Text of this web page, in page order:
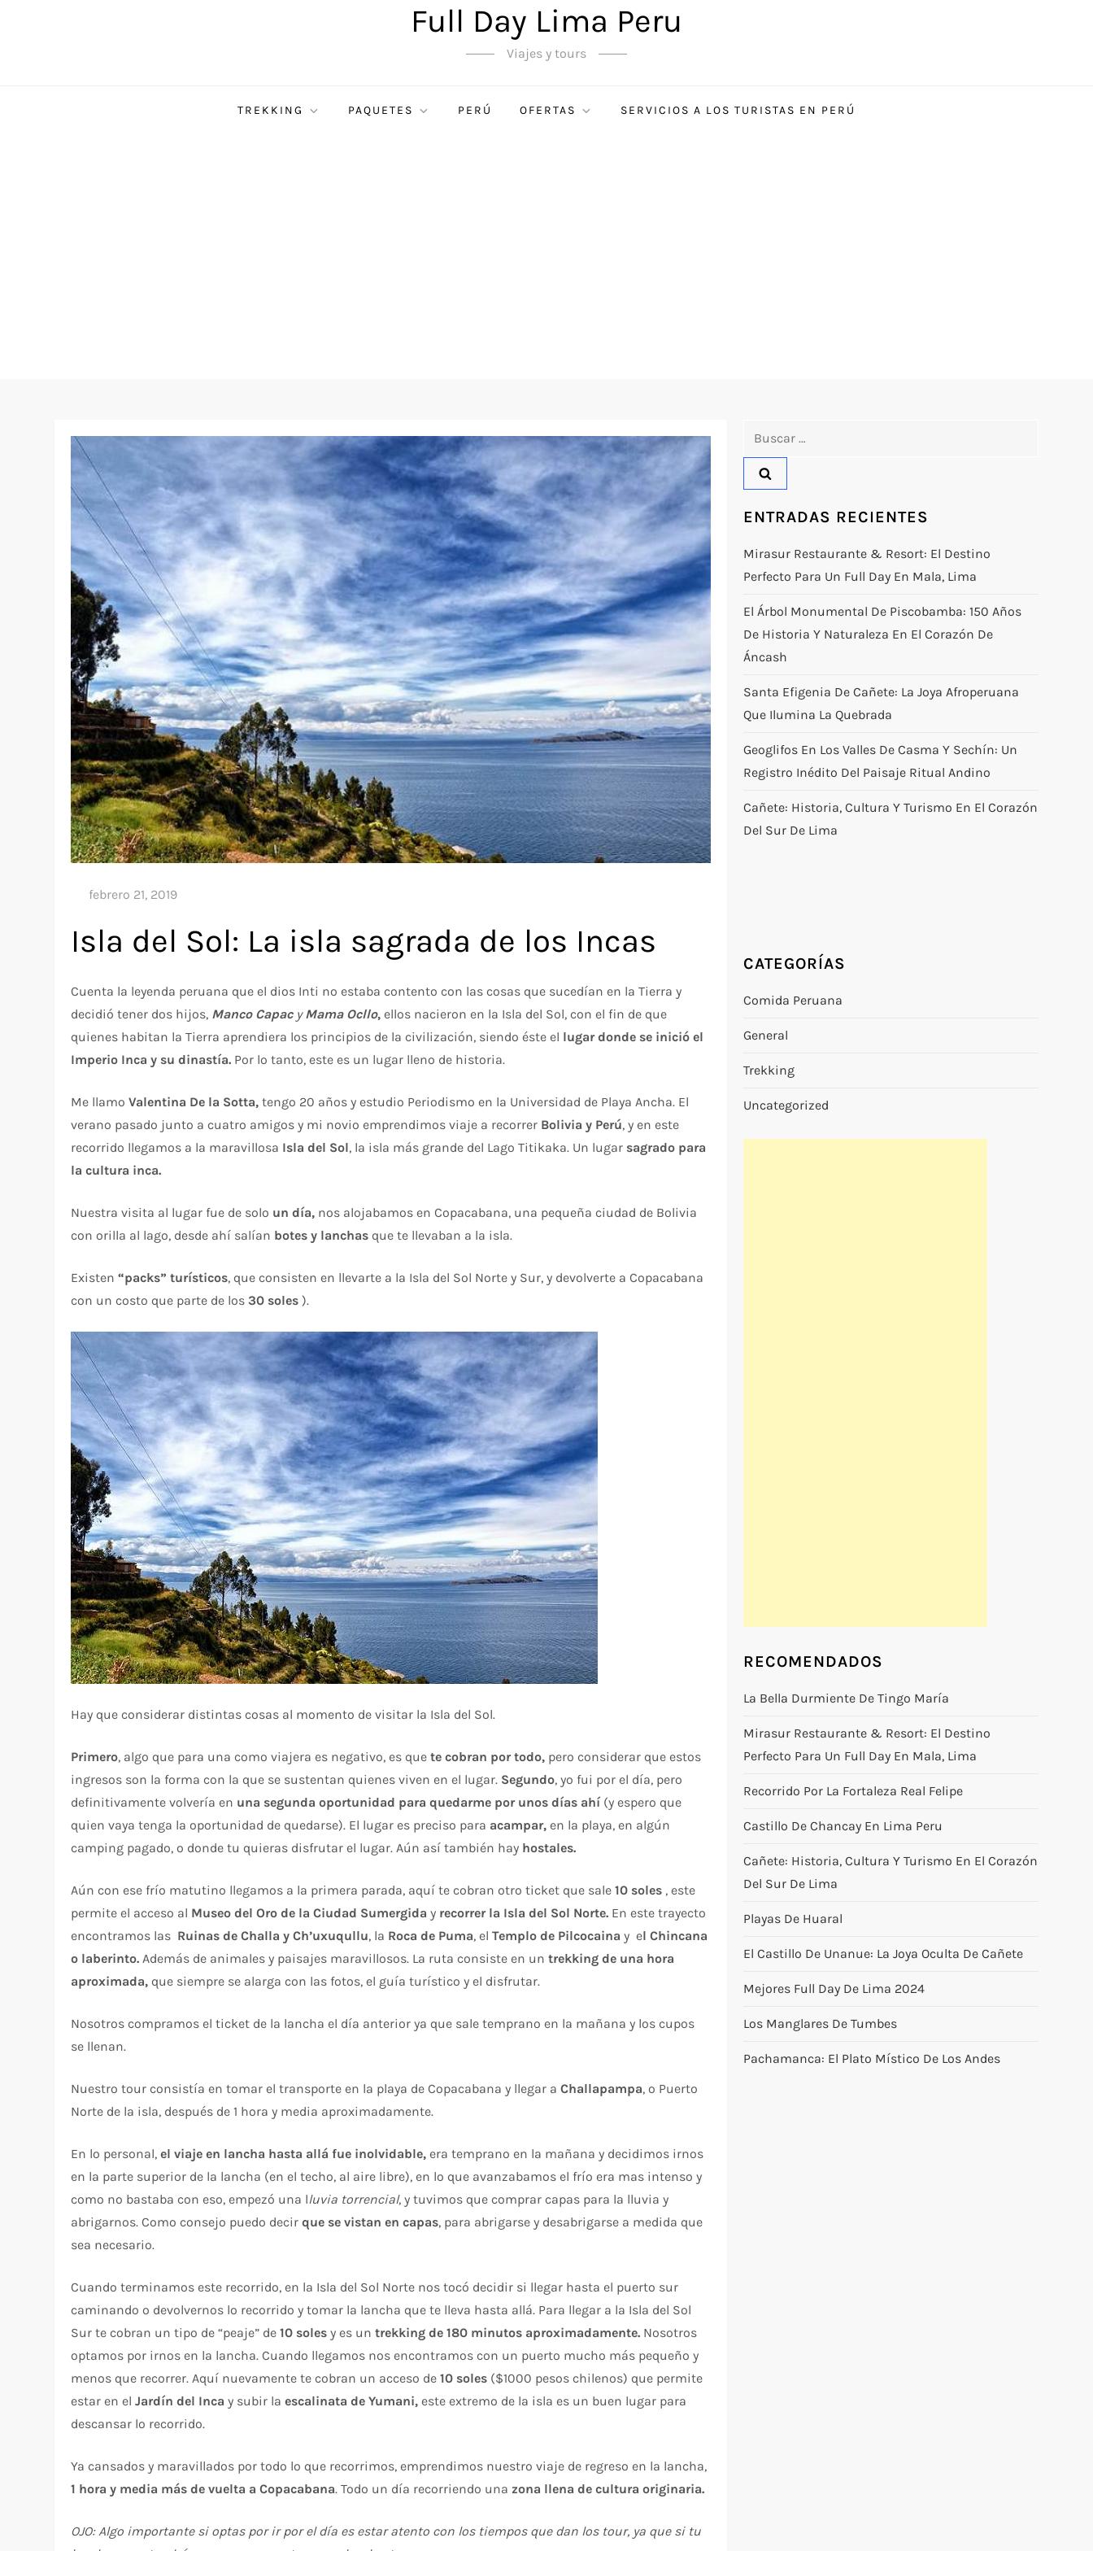
Full Day Lima Peru
Viajes y tours
TREKKING PAQUETES PERÚ OFERTAS SERVICIOS A LOS TURISTAS EN PERÚ
Isla del Sol: La isla sagrada de los Incas
Cuenta la leyenda peruana que el dios Inti no estaba contento con las cosas que sucedían en la Tierra y
decidió tener dos hijos, Manco CapacyMama Ocllo, ellos nacieron en la Isla del Sol, con el fin de que
quienes habitan la Tierra aprendiera los principios de la civilización, siendo éste el lugar donde se inició el
Imperio Inca y su dinastía. Por lo tanto, este es un lugar lleno de historia.
Me llamoValentina De la Sotta, tengo 20 años y estudio Periodismo en la Universidad de Playa Ancha. El
verano pasado junto a cuatro amigos y mi novio emprendimos viaje a recorrer Bolivia y Perú, y en este
recorrido llegamos a la maravillosa Isla del Sol, la isla más grande del Lago Titikaka. Un lugar sagrado para
la cultura inca.
Nuestra visita al lugar fue de solo un día, nos alojabamos en Copacabana, una pequeña ciudad de Bolivia
con orilla al lago, desde ahí salían botes y lanchas que te llevaban a la isla.
Existen“packs” turísticos, que consisten en llevarte a la Isla del Sol Norte y Sur, y devolverte a Copacabana
con un costo que parte de los30 soles ).
Hay que considerar distintas cosas al momento de visitar la Isla del Sol.
Primero, algo que para una como viajera es negativo, es quete cobran por todo, pero considerar que estos
ingresos son la forma con la que se sustentan quienes viven en el lugar. Segundo, yo fui por el día, pero
definitivamente volvería en una segunda oportunidad para quedarme por unos días ahí(y espero que
quien vaya tenga la oportunidad de quedarse). El lugar es preciso para acampar,en la playa, en algún
camping pagado, o donde tu quieras disfrutar el lugar. Aún así también hay hostales.
Aún con ese frío matutino llegamos a la primera parada, aquí te cobran otro ticket que sale10 soles , este
permite el acceso al Museo del Oro de la Ciudad Sumergida y recorrer la Isla del Sol Norte. En este trayecto
encontramos las Ruinas de Challa y Ch’uxuqullu, la Roca de Puma, el Templo de Pilcocainay el Chincana
o laberinto. Además de animales y paisajes maravillosos. La ruta consiste en untrekking de una hora
aproximada, que siempre se alarga con las fotos, el guía turístico y el disfrutar.
Nosotros compramos el ticket de la lancha el día anterior ya que sale temprano en la mañana y los cupos
se llenan.
Nuestro tour consistía en tomar el transporte en la playa de Copacabana y llegar aChallapampa, o Puerto
Norte de la isla, después de 1 hora y media aproximadamente.
En lo personal,el viaje en lancha hasta allá fue inolvidable, era temprano en la mañana y decidimos irnos
en la parte superior de la lancha (en el techo, al aire libre), en lo que avanzabamos el frío era mas intenso y
como no bastaba con eso, empezó una lluvia torrencial, y tuvimos que comprar capas para la lluvia y
abrigarnos. Como consejo puedo decirque se vistan en capas, para abrigarse y desabrigarse a medida que
sea necesario.
Cuando terminamos este recorrido, en la Isla del Sol Norte nos tocó decidir si llegar hasta el puerto sur
caminando o devolvernos lo recorrido y tomar la lancha que te lleva hasta allá. Para llegar a la Isla del Sol
Sur te cobran un tipo de “peaje” de10 solesy es untrekking de 180 minutos aproximadamente. Nosotros
optamos por irnos en la lancha. Cuando llegamos nos encontramos con un puerto mucho más pequeño y
menos que recorrer. Aquí nuevamente te cobran un acceso de10 soles ($1000 pesos chilenos) que permite
estar en elJardín del Inca y subir laescalinata de Yumani, este extremo de la isla es un buen lugar para
descansar lo recorrido.
Ya cansados y maravillados por todo lo que recorrimos, emprendimos nuestro viaje de regreso en la lancha,
1 hora y media más de vuelta a Copacabana. Todo un día recorriendo una zona llena de cultura originaria.
OJO: Algo importante si optas por ir por el día es estar atento con los tiempos que dan los tour, ya que si tu
ENTRADAS RECIENTES
Mirasur Restaurante & Resort: El Destino
Perfecto Para Un Full Day En Mala, Lima
El Árbol Monumental De Piscobamba: 150 Años
De Historia Y Naturaleza En El Corazón De
Áncash
Santa Efigenia De Cañete: La Joya Afroperuana
Que Ilumina La Quebrada
Geoglifos En Los Valles De Casma Y Sechín: Un
Registro Inédito Del Paisaje Ritual Andino
Cañete: Historia, Cultura Y Turismo En El Corazón
Del Sur De Lima
CATEGORÍAS
Comida Peruana
General
Trekking
Uncategorized
RECOMENDADOS
La Bella Durmiente De Tingo María
Mirasur Restaurante & Resort: El Destino
Perfecto Para Un Full Day En Mala, Lima
Recorrido Por La Fortaleza Real Felipe
Castillo De Chancay En Lima Peru
Cañete: Historia, Cultura Y Turismo En El Corazón
Del Sur De Lima
Playas De Huaral
El Castillo De Unanue: La Joya Oculta De Cañete
Mejores Full Day De Lima 2024
Los Manglares De Tumbes
Pachamanca: El Plato Místico De Los Andes